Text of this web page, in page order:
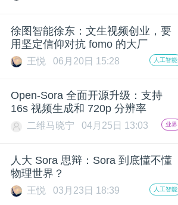
GAIR
专
题
爱
搞
徐图智能徐东：文生视频创业，要
用坚定信仰对抗 fomo 的大厂
王悦 06月20日 15:28 人工智能
Open-Sora 全面开源升级：支持
16s 视频生成和 720p 分辨率
二维马晓宁 04月25日 13:03 业界
人大 Sora 思辩：Sora 到底懂不懂
物理世界？
王悦 03月23日 18:39 人工智能